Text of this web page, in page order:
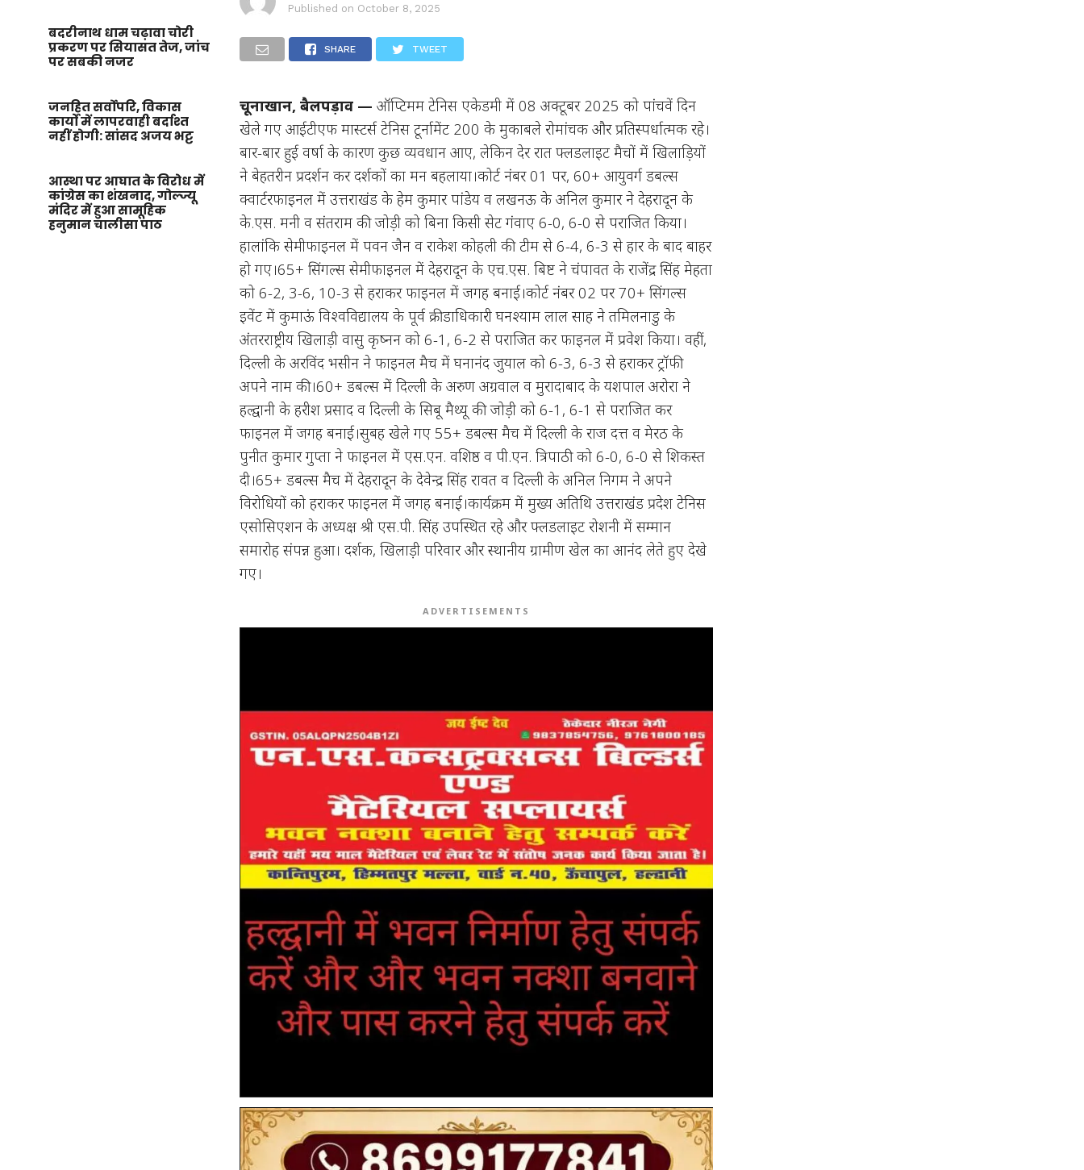
बदरीनाथ धाम चढ़ावा चोरी
प्रकरण पर सियासत तेज, जांच
पर सबकी नजर
जनहित सर्वोपरि, विकास
कार्यों में लापरवाही बर्दाश्त
नहीं होगी: सांसद अजय भट्ट
आस्था पर आघात के विरोध में
कांग्रेस का शंखनाद, गोल्ज्यू
मंदिर में हुआ सामूहिक
हनुमान चालीसा पाठ
Published on October 8, 2025
SHARE TWEET
चूनाखान, बैलपड़ाव —ऑप्टिमम टेनिस एकेडमी में 08 अक्टूबर 2025 को पांचवें दिन
खेले गए आईटीएफ मास्टर्स टेनिस टूर्नामेंट 200 के मुकाबले रोमांचक और प्रतिस्पर्धात्मक रहे।
बार-बार हुई वर्षा के कारण कुछ व्यवधान आए, लेकिन देर रात फ्लडलाइट मैचों में खिलाड़ियों
ने बेहतरीन प्रदर्शन कर दर्शकों का मन बहलाया।कोर्ट नंबर 01 पर, 60+ आयुवर्ग डबल्स
क्वार्टरफाइनल में उत्तराखंड के हेम कुमार पांडेय व लखनऊ के अनिल कुमार ने देहरादून के
के.एस. मनी व संतराम की जोड़ी को बिना किसी सेट गंवाए 6-0, 6-0 से पराजित किया।
हालांकि सेमीफाइनल में पवन जैन व राकेश कोहली की टीम से 6-4, 6-3 से हार के बाद बाहर
हो गए।65+ सिंगल्स सेमीफाइनल में देहरादून के एच.एस. बिष्ट ने चंपावत के राजेंद्र सिंह मेहता
को 6-2, 3-6, 10-3 से हराकर फाइनल में जगह बनाई।कोर्ट नंबर 02 पर 70+ सिंगल्स
इवेंट में कुमाऊं विश्वविद्यालय के पूर्व क्रीडाधिकारी घनश्याम लाल साह ने तमिलनाडु के
अंतरराष्ट्रीय खिलाड़ी वासु कृष्नन को 6-1, 6-2 से पराजित कर फाइनल में प्रवेश किया। वहीं,
दिल्ली के अरविंद भसीन ने फाइनल मैच में घनानंद जुयाल को 6-3, 6-3 से हराकर ट्रॉफी
अपने नाम की।60+ डबल्स में दिल्ली के अरुण अग्रवाल व मुरादाबाद के यशपाल अरोरा ने
हल्द्वानी के हरीश प्रसाद व दिल्ली के सिबू मैथ्यू की जोड़ी को 6-1, 6-1 से पराजित कर
फाइनल में जगह बनाई।सुबह खेले गए 55+ डबल्स मैच में दिल्ली के राज दत्त व मेरठ के
पुनीत कुमार गुप्ता ने फाइनल में एस.एन. वशिष्ठ व पी.एन. त्रिपाठी को 6-0, 6-0 से शिकस्त
दी।65+ डबल्स मैच में देहरादून के देवेन्द्र सिंह रावत व दिल्ली के अनिल निगम ने अपने
विरोधियों को हराकर फाइनल में जगह बनाई।कार्यक्रम में मुख्य अतिथि उत्तराखंड प्रदेश टेनिस
एसोसिएशन के अध्यक्ष श्री एस.पी. सिंह उपस्थित रहे और फ्लडलाइट रोशनी में सम्मान
समारोह संपन्न हुआ। दर्शक, खिलाड़ी परिवार और स्थानीय ग्रामीण खेल का आनंद लेते हुए देखे
गए।
ADVERTISEMENTS